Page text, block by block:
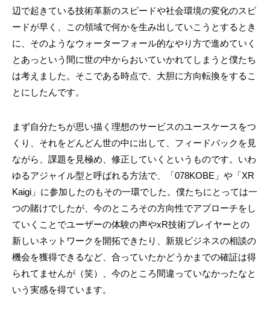
辺で起きている技術革新のスピードや社会環境の変化のスピ
ードが早く、この領域で何かを生み出していこうとするとき
に、そのようなウォーターフォール的なやり方で進めていく
とあっという間に世の中からおいていかれてしまうと僕たち
は考えました。そこである時点で、大胆に方向転換をするこ
とにしたんです。
まず自分たちが思い描く理想のサービスのユースケースをつ
くり、それをどんどん世の中に出して、フィードバックを見
ながら、課題を見極め、修正していくというものです。いわ
ゆるアジャイル型と呼ばれる方法で、「078KOBE」や「XR
Kaigi」に参加したのもその一環でした。僕たちにとっては一
つの賭けでしたが、今のところその方向性でアプローチをし
ていくことでユーザーの体験の声やxR技術プレイヤーとの
新しいネットワークを開拓できたり、新規ビジネスの相談の
機会を獲得できるなど、合っていたかどうかまでの確証は得
られてませんが（笑）、今のところ間違っていなかったなと
いう実感を得ています。